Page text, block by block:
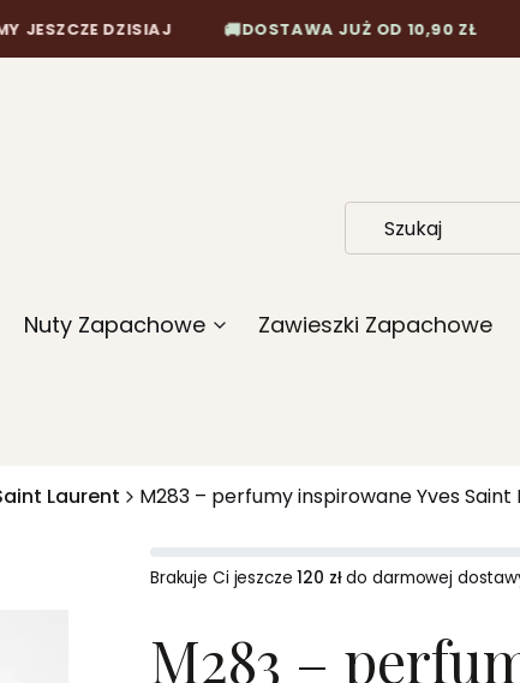
DZISIAJ 🚚 DOSTAWA JUŻ OD 10,90 ZŁ 🎁
Nuty Zapachowe Zawieszki Zapachowe
Laurent M283 – perfumy inspirowane Yves
Brakuje Ci jeszcze120 złdo darmowej
M283 –